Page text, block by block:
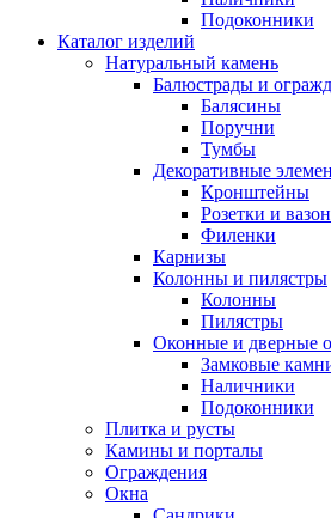
Подоконники
Каталог изделий
Натуральный камень
Балюстрады и
Балясины
Поручни
Тумбы
Декоративные
Кронштейны
Розетки и
Филенки
Карнизы
Колонны и пилястры
Колонны
Пилястры
Оконные и дверные
Замковые
Наличники
Подоконники
Плитка и русты
Камины и порталы
Ограждения
Окна